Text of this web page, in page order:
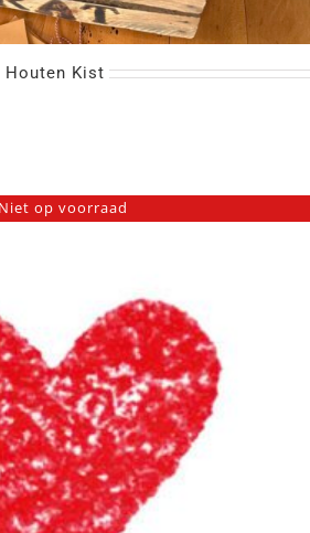
➸ Cadeau / Houten Kist
Houten Kist
Niet op voorraad